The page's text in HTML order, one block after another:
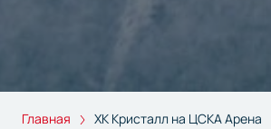
Главная ХК Кристалл на ЦСКА Арена